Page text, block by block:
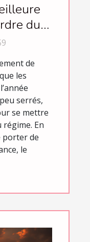
du
de
les
serrés,
se mettre
En
porter de
le